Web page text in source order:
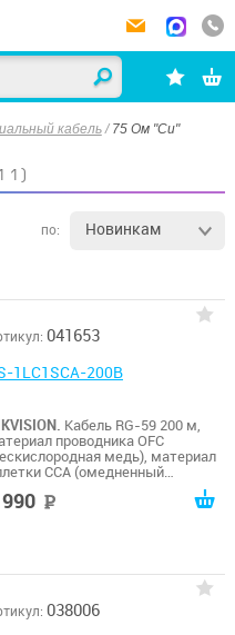
кабель / 75 Ом "Cu"
по: Новинкам
041653
1LC1SCA-200B
Кабель RG-59 200 м,
проводника OFC
медь), материал
CCA (омедненный
класс огнестойкости
1
038006